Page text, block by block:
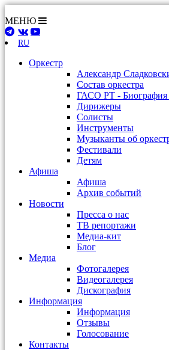
МЕНЮ
RU
Оркестр
Александр
Состав оркестра
ГАСО РТ - Биография
Дирижеры
Солисты
Инструменты
Музыканты об
Фестивали
Детям
Афиша
Афиша
Архив событий
Новости
Пресса о нас
ТВ репортажи
Медиа-кит
Блог
Медиа
Фотогалерея
Видеогалерея
Дискография
Информация
Информация
Отзывы
Голосование
Контакты